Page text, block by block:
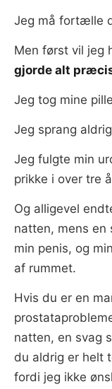
Jeg må fortælle
Men først vil jeg
gjorde alt
Jeg tog mine
Jeg sprang
Jeg fulgte min
prikke i over tre
Og alligevel
natten, mens en
min penis, og
af rummet.
Hvis du er en
natten, en svag
du aldrig er helt
fordi jeg ikke